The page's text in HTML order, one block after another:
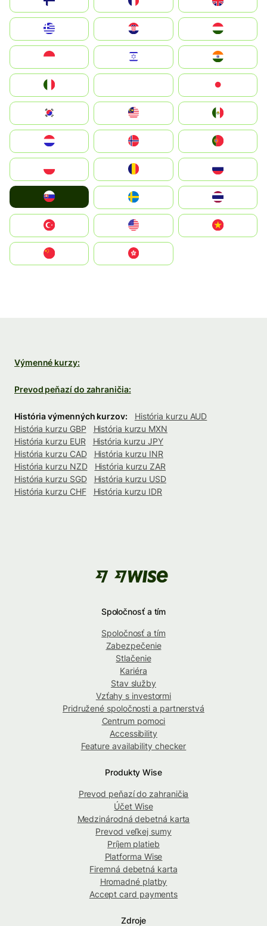
Magyarország
South Korea
United States
中國香港特別行政區
Výmenné kurzy:
Prevod peňazí do zahraničia:
História výmenných kurzov:
História kurzu AUD
História kurzu GBP
História kurzu MXN
História kurzu EUR
História kurzu JPY
História kurzu CAD
História kurzu INR
História kurzu NZD
História kurzu ZAR
História kurzu SGD
História kurzu USD
História kurzu CHF
História kurzu IDR
Spoločnosť a tím
Spoločnosť a tím
Zabezpečenie
Stlačenie
Kariéra
Stav služby
Vzťahy s investormi
Pridružené spoločnosti a partnerstvá
Centrum pomoci
Accessibility
Feature availability checker
Produkty Wise
Prevod peňazí do zahraničia
Účet Wise
Medzinárodná debetná karta
Prevod veľkej sumy
Príjem platieb
Platforma Wise
Firemná debetná karta
Hromadné platby
Accept card payments
Zdroje